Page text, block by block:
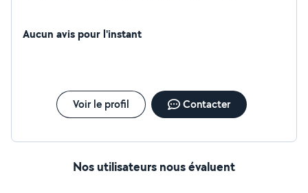
Aucun avis pour l'instant
Voir le profil Contacter
Nos utilisateurs nous évaluent